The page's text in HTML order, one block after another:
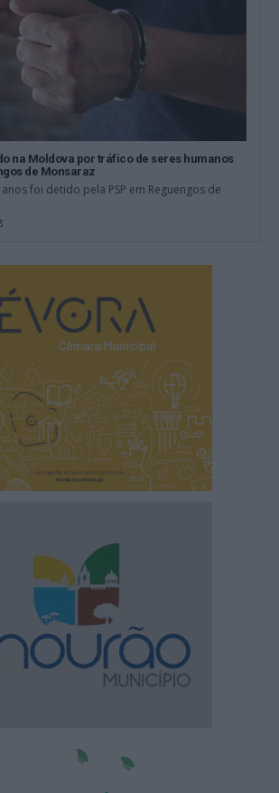
na Moldova por tráfico de seres humanos
de Monsaraz
foi detido pela PSP em Reguengos de